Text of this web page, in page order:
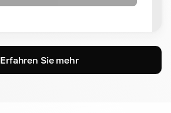
Erfahren Sie mehr